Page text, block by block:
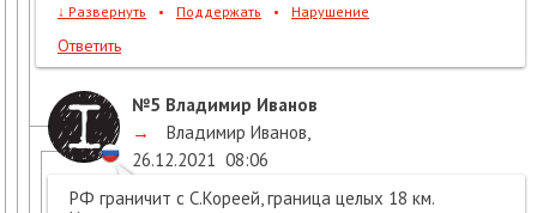
↓ Развернуть • Поддержать • Нарушение
Ответить
№5 Владимир Иванов
→
Владимир Иванов
26.12.2021 08:06
РФ граничит с С.Кореей, граница целых 18 км.